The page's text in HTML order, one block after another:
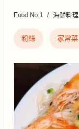
Food No.1 海鮮料理
粉絲 家常菜